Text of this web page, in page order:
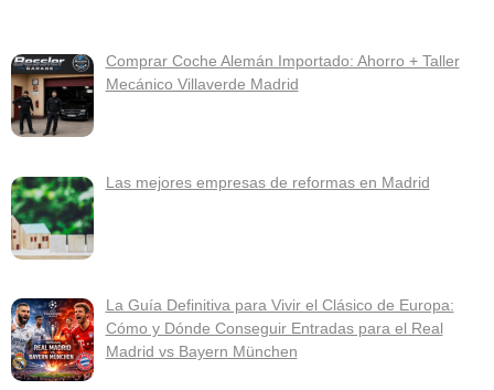
Comprar Coche Alemán Importado: Ahorro + Taller
Mecánico Villaverde Madrid
Las mejores empresas de reformas en Madrid
La Guía Definitiva para Vivir el Clásico de Europa:
Cómo y Dónde Conseguir Entradas para el Real
Madrid vs Bayern München